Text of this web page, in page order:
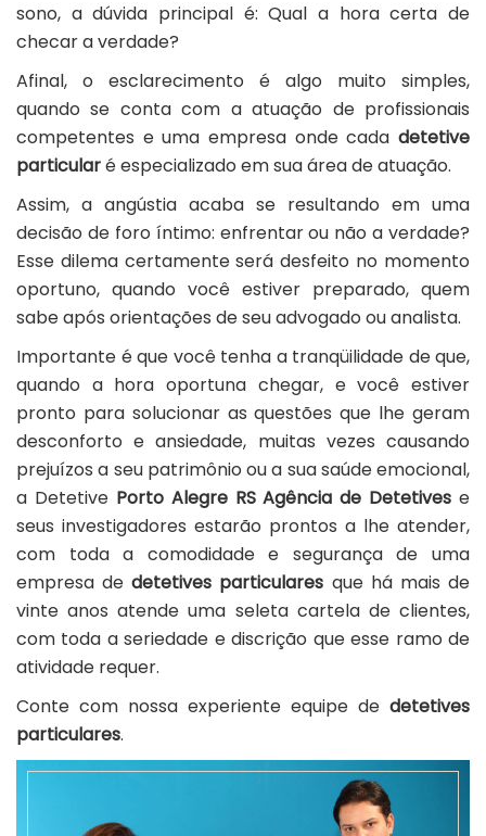
sono, a dúvida principal é: Qual a hora certa de
checar a verdade?
Afinal, o esclarecimento é algo muito simples,
quando se conta com a atuação de profissionais
competentes e uma empresa onde cada detetive
particularé especializado em sua área de atuação.
Assim, a angústia acaba se resultando em uma
decisão de foro íntimo: enfrentar ou não a verdade?
Esse dilema certamente será desfeito no momento
oportuno, quando você estiver preparado, quem
sabe após orientações de seu advogado ou analista.
Importante é que você tenha a tranqüilidade de que,
quando a hora oportuna chegar, e você estiver
pronto para solucionar as questões que lhe geram
desconforto e ansiedade, muitas vezes causando
prejuízos a seu patrimônio ou a sua saúde emocional,
a Detetive Porto Alegre RS Agência de Detetives e
seus investigadores estarão prontos a lhe atender,
com toda a comodidade e segurança de uma
empresa dedetetives particulares que há mais de
vinte anos atende uma seleta cartela de clientes,
com toda a seriedade e discrição que esse ramo de
atividade requer.
Conte com nossa experiente equipe de detetives
particulares.